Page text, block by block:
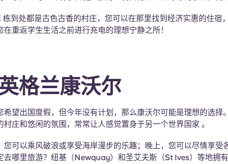
栋到处都是古色古香的村庄，您可以在那里找到经济实惠的住宿
在重返学生生活之前进行充电的理想宁静之所！
格兰康沃尔
希望出国度假，但今年没有计划，那么康沃尔可能是理想的选择
村庄和悠闲的氛围，常常让人感觉置身于另一个世界国家 。
您可以乘风破浪或享受海岸漫步的乐趣；晚上，您可以尽情享受
去哪里旅游？纽基（Newquay）和圣艾夫斯（St Ives）等地拥